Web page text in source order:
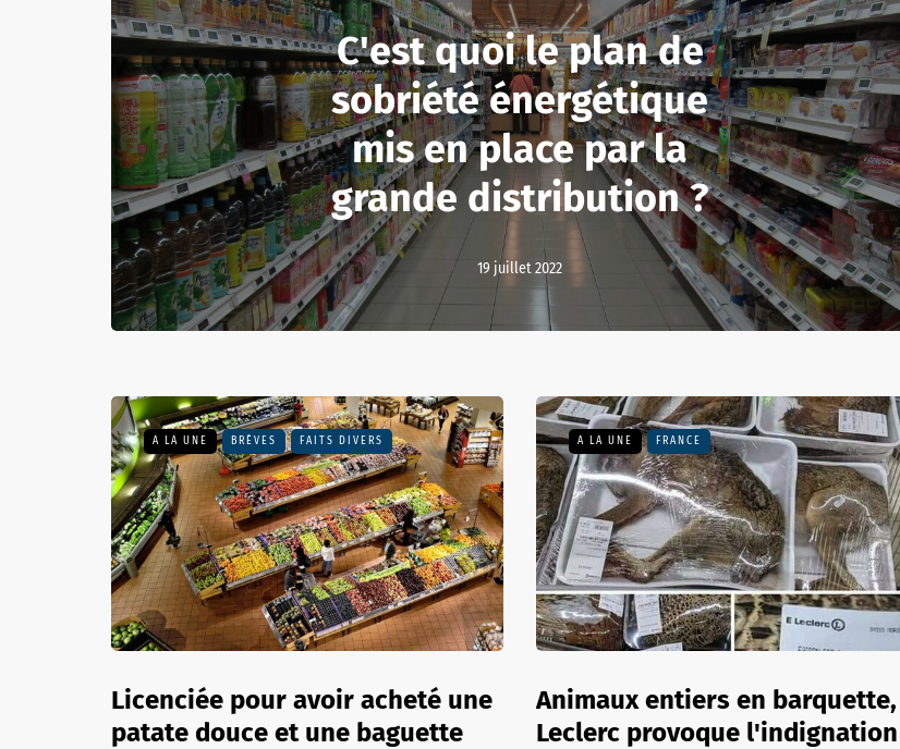
C'est quoi le plan de
sobriété énergétique
mis en place par la
grande distribution ?
19 juillet 2022
A LA UNE BRÈVES FAITS DIVERS
Licenciée pour avoir acheté une
patate douce et une baguette
A LA UNE FRANCE
Animaux entiers en barquette,
Leclerc provoque l'indignation